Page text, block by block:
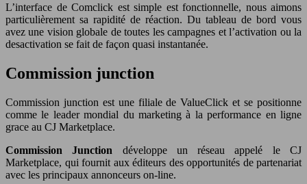
L’interface de Comclick est simple est fonctionnelle, nous aimons
particulièrement sa rapidité de réaction. Du tableau de bord vous
avez une vision globale de toutes les campagnes et l’activation ou la
desactivation se fait de façon quasi instantanée.
Commission junction
Commission junction est une filiale de ValueClick et se positionne
comme le leader mondial du marketing à la performance en ligne
grace au CJ Marketplace.
Commission Junction développe un réseau appelé le CJ
Marketplace, qui fournit aux éditeurs des opportunités de partenariat
avec les principaux annonceurs on-line.